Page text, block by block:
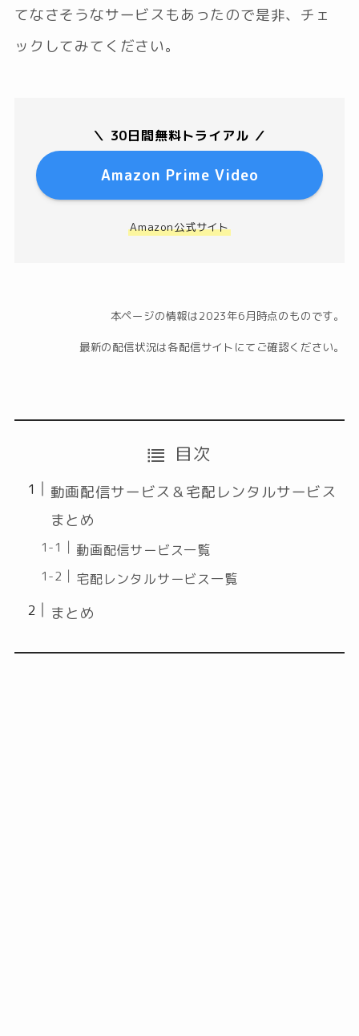
てなさそうなサービスもあったので是非、チェ
ックしてみてください。
＼ 30日間無料トライアル ／
Amazon Prime Video
Amazon公式サイト
本ページの情報は2023年6月時点のものです。
最新の配信状況は各配信サイトにてご確認ください。
目次
動画配信サービス＆宅配レンタルサービス
まとめ
動画配信サービス一覧
宅配レンタルサービス一覧
まとめ